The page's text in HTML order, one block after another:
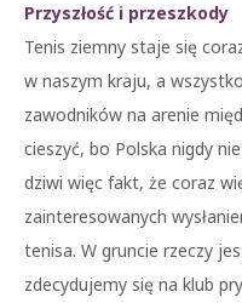
Przyszłość i przeszkody
Tenis ziemny staje się
w naszym kraju, a
zawodników na arenie
cieszyć, bo Polska nigdy
dziwi więc fakt, że coraz
zainteresowanych
tenisa. W gruncie rzeczy
zdecydujemy się na klub